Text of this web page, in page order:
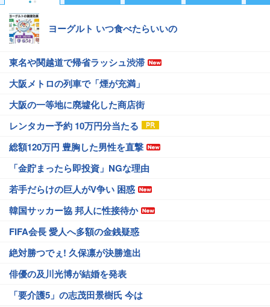
ヨーグルト いつ食べたらいいの
東名や関越道で帰省ラッシュ渋滞
大阪メトロの列車で「煙が充満」
大阪の一等地に廃墟化した商店街
レンタカー予約 10万円分当たる
総額120万円 豊胸した男性を直撃
「金貯まったら即投資」NGな理由
若手だらけの巨人がV争い 困惑
韓国サッカー協 邦人に性接待か
FIFA会長 愛人へ多額の金銭疑惑
絶対勝つでぇ! 久保凛が決勝進出
俳優の及川光博が結婚を発表
「要介護5」の志茂田景樹氏 今は